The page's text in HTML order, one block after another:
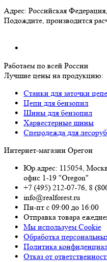
Адрес: Российская
Подождите, производится
Работаем по всей России
Лучшие цены на продукцию:
Станки для заточки
Цепи для бензопил
Шины для бензопил
Харвестерные шины
Спецодежда для
Интернет-магазин Орегон
Юр.адрес: 115054,
офис 1-19 "Oregon"
+7 (495) 212-07-76, 8
info@realforest.ru
Пн-пт с 09:00 до 16:00
Отправка товара
Мы используем Cookie
Обработка
Политика
Отказ от